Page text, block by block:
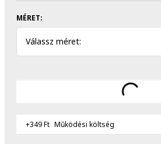
MÉRET:
Válassz méret:
+349 Ft Működési költség